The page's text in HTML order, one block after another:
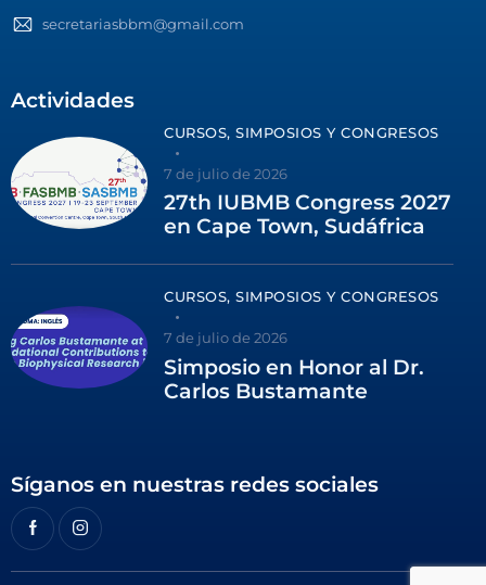
secretariasbbm@gmail.com
Actividades
CURSOS, SIMPOSIOS Y CONGRESOS
7 de julio de 2026
27th IUBMB Congress 2027
en Cape Town, Sudáfrica
CURSOS, SIMPOSIOS Y CONGRESOS
7 de julio de 2026
Simposio en Honor al Dr.
Carlos Bustamante
Síganos en nuestras redes sociales